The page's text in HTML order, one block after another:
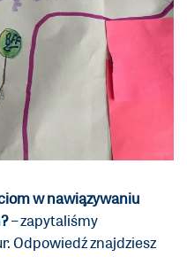
w nawiązywaniu
– zapytaliśmy
Odpowiedź znajdziesz